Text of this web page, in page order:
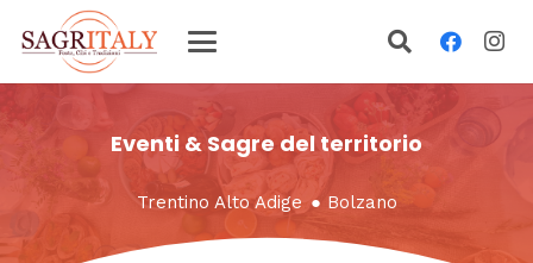
Eventi & Sagre del territorio
Trentino Alto Adige ● Bolzano